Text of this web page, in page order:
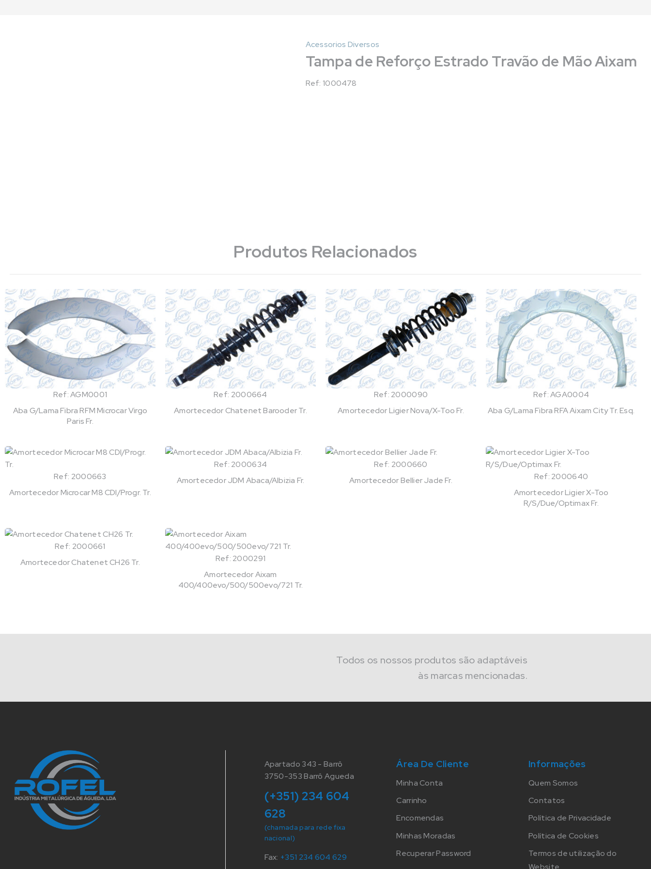
Acessorios Diversos
Tampa de Reforço Estrado Travão de Mão Aixam
Ref: 1000478
Produtos Relacionados
Ref: AGM0001
Aba G/Lama Fibra RFM Microcar Virgo
Paris Fr.
Ref: 2000664
Amortecedor Chatenet Barooder Tr.
Ref: 2000090
Amortecedor Ligier Nova/X-Too Fr.
Ref: AGA0004
Aba G/Lama Fibra RFA Aixam City Tr. Esq.
Ref: 2000663
Amortecedor Microcar M8 CDI/Progr. Tr.
Ref: 2000634
Amortecedor JDM Abaca/Albizia Fr.
Ref: 2000660
Amortecedor Bellier Jade Fr.
Ref: 2000640
Amortecedor Ligier X-Too
R/S/Due/Optimax Fr.
Ref: 2000661
Amortecedor Chatenet CH26 Tr.
Ref: 2000291
Amortecedor Aixam
400/400evo/500/500evo/721 Tr.
Todos os nossos produtos são adaptáveis
às marcas mencionadas.
Apartado 343 - Barrô
3750-353 Barrô Agueda
(+351) 234 604
628
(chamada para rede fixa
nacional)
Fax: +351 234 604 629
Área De Cliente
Minha Conta
Carrinho
Encomendas
Minhas Moradas
Recuperar Password
Informações
Quem Somos
Contatos
Política de Privacidade
Política de Cookies
Termos de utilização do
Website